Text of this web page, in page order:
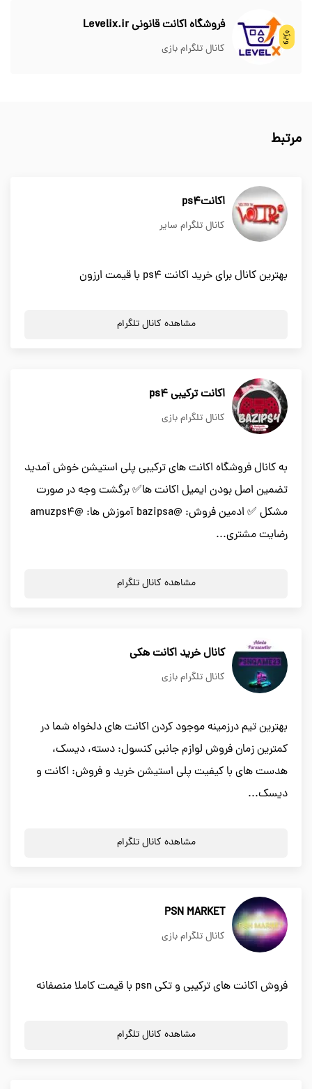
ویژه
فروشگاه اکانت قانونی Levelix.ir
کانال تلگرام بازی
مرتبط
اکانتps4
کانال تلگرام سایر
بهترین کانال برای خرید اکانت ps4 با قیمت ارزون
مشاهده کانال تلگرام
اکانت ترکیبی ps4
کانال تلگرام بازی
به کانال فروشگاه اکانت های ترکیبی پلی استیشن خوش آمدید
تضمین اصل بودن ایمیل اکانت ها✅ برگشت وجه در صورت
مشکل ✅ ادمین فروش: @bazipsa آموزش ها: @amuzps4
رضایت مشتری...
مشاهده کانال تلگرام
کانال خرید اکانت هکی
کانال تلگرام بازی
بهترین تیم درزمینه موجود کردن اکانت های دلخواه شما در
کمترین زمان فروش لوازم جانبی کنسول: دسته، دیسک،
هدست های با کیفیت پلی استیشن خرید و فروش: اکانت و
دیسک...
مشاهده کانال تلگرام
PSN MARKET
کانال تلگرام بازی
فروش اکانت های ترکیبی و تکی psn با قیمت کاملا منصفانه
مشاهده کانال تلگرام